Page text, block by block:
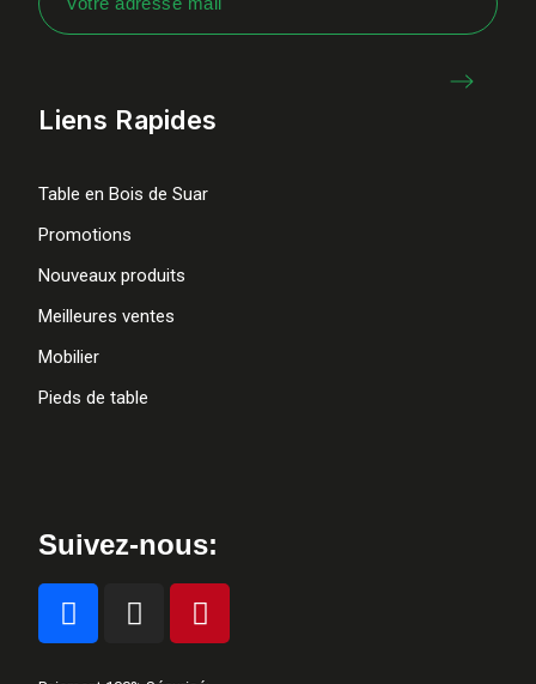
Liens Rapides
Table en Bois de Suar
Promotions
Nouveaux produits
Meilleures ventes
Mobilier
Pieds de table
Suivez-nous: